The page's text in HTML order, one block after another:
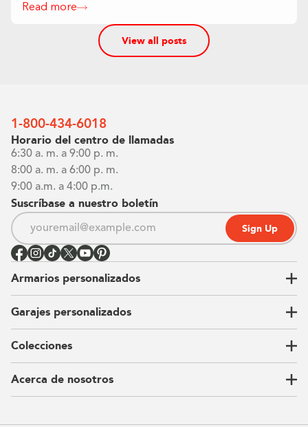
Read more
View all posts
1-800-434-6018
Horario del centro de llamadas
6:30 a. m. a 9:00 p. m.
8:00 a. m. a 6:00 p. m.
9:00 a.m. a 4:00 p.m.
Suscríbase a nuestro boletín
Sign Up
Armarios personalizados
Vestidores
Armarios de pared
Guardarropas
Armarios para niños
Garajes personalizados
Nuestra historia
Our Process
Carta del CEO
Sostenibilidad
Colecciones
Ubicaciones
Contacto
Acerca de nosotros